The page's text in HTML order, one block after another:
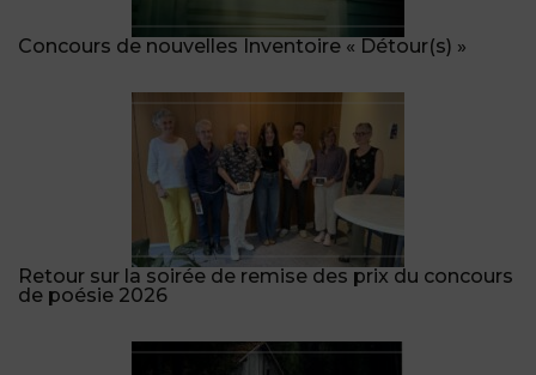
Concours de nouvelles Inventoire « Détour(s) »
Retour sur la soirée de remise des prix du concours
de poésie 2026